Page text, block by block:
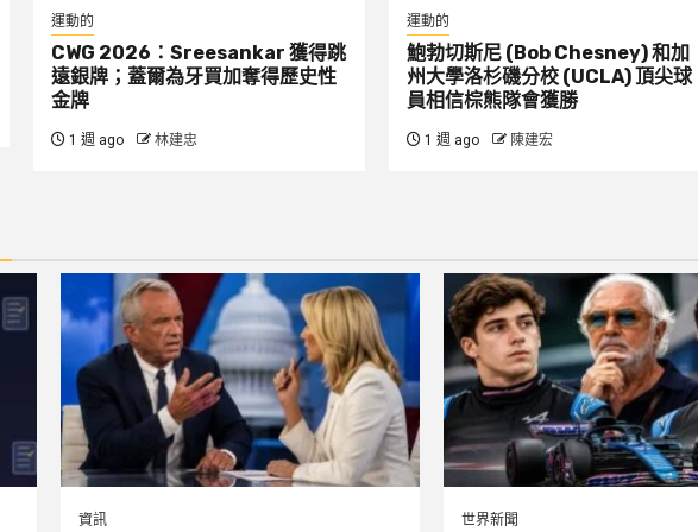
運動的
CWG 2026：Sreesankar 獲得跳
遠銀牌；蓋爾為牙買加奪得歷史性
金牌
1 週 ago 林建忠
運動的
鮑勃切斯尼 (Bob Chesney) 和加
州大學洛杉磯分校 (UCLA) 頂尖球
員相信棕熊隊會獲勝
1 週 ago 陳建宏
資訊 世界新聞